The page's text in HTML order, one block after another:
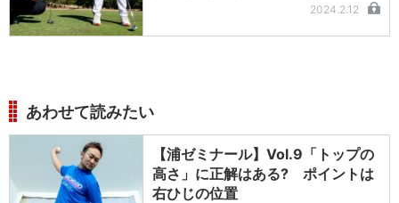
2024.2.12
あわせて読みたい
【浦ゼミナール】Vol.9「トップの
高さ」に正解はある? ポイントは
右ひじの位置